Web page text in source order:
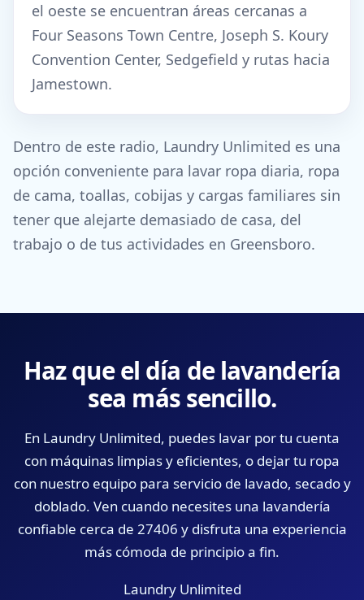
el oeste se encuentran áreas cercanas a
Four Seasons Town Centre, Joseph S. Koury
Convention Center, Sedgefield y rutas hacia
Jamestown.
Dentro de este radio, Laundry Unlimited es una
opción conveniente para lavar ropa diaria, ropa
de cama, toallas, cobijas y cargas familiares sin
tener que alejarte demasiado de casa, del
trabajo o de tus actividades en Greensboro.
Haz que el día de lavandería
sea más sencillo.
En Laundry Unlimited, puedes lavar por tu cuenta
con máquinas limpias y eficientes, o dejar tu ropa
con nuestro equipo para servicio de lavado, secado y
doblado. Ven cuando necesites una lavandería
confiable cerca de 27406 y disfruta una experiencia
más cómoda de principio a fin.
Laundry Unlimited